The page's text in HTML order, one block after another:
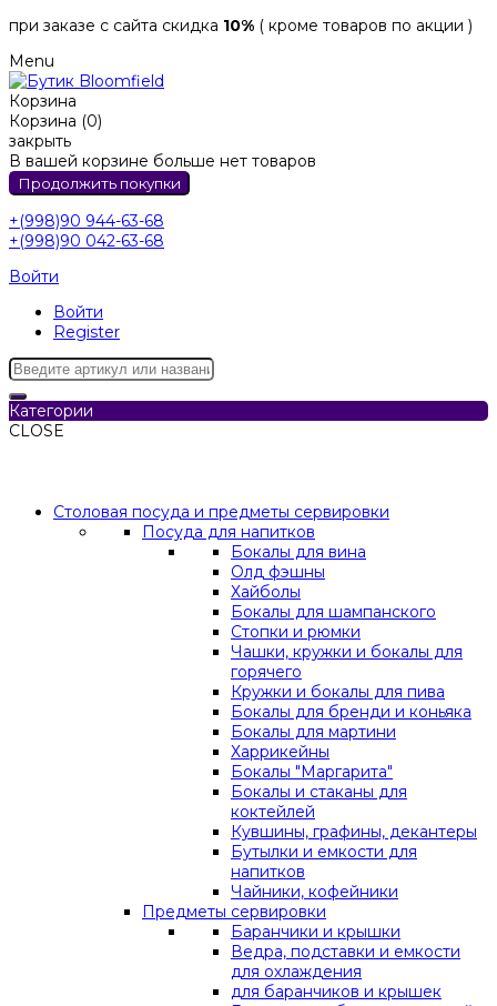
при заказе с сайта скидка 10% ( кроме товаров по акции )
Menu
Корзина
Корзина (0)
закрыть
В вашей корзине больше нет товаров
Продолжить покупки
+(998)90 944-63-68
+(998)90 042-63-68
Войти
Войти
Register
Категории
CLOSE
Столовая посуда и предметы сервировки
Посуда для напитков
Бокалы для вина
Олд фэшны
Хайболы
Бокалы для шампанского
Стопки и рюмки
Чашки, кружки и бокалы для
горячего
Кружки и бокалы для пива
Бокалы для бренди и коньяка
Бокалы для мартини
Харрикейны
Бокалы "Маргарита"
Бокалы и стаканы для
коктейлей
Кувшины, графины, декантеры
Бутылки и емкости для
напитков
Чайники, кофейники
Предметы сервировки
Баранчики и крышки
Ведра, подставки и емкости
для охлаждения
для баранчиков и крышек